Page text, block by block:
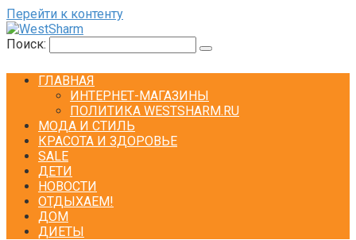
Перейти к контенту
Поиск:
ГЛАВНАЯ
ИНТЕРНЕТ-МАГАЗИНЫ
ПОЛИТИКА WESTSHARM.RU
МОДА И СТИЛЬ
КРАСОТА И ЗДОРОВЬЕ
SALE
ДЕТИ
НОВОСТИ
ОТДЫХАЕМ!
ДОМ
ДИЕТЫ